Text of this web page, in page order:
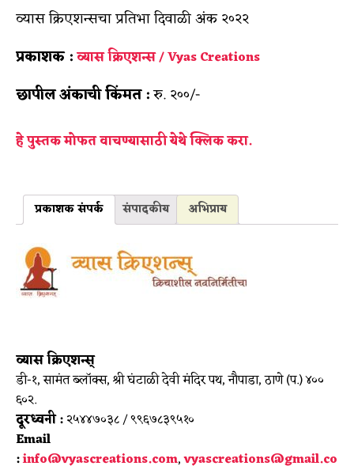
व्यास क्रिएशन्सचा प्रतिभा दिवाळी अंक २०२२
प्रकाशक :व्यास क्रिएशन्स / Vyas Creations
छापील अंकाची किंमत :रु. २००/-
हे पुस्तक मोफत वाचण्यासाठी येथे क्लिक करा.
प्रकाशक संपर्क संपादकीय अभिप्राय
व्यास क्रिएशन्स्
डी-१, सामंत ब्लॉक्स, श्री घंटाळी देवी मंदिर पथ,नौपाडा, ठाणे (प.) ४००
६०२.
दूरध्वनी :२५४४७०३८ / ९९६७८३९५१०
Email
:info@vyascreations.com,vyascreations@gmail.co